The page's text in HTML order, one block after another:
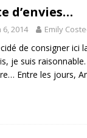
d’envies…
6, 2014 Emily
de consigner
je suis
Entre les jours,